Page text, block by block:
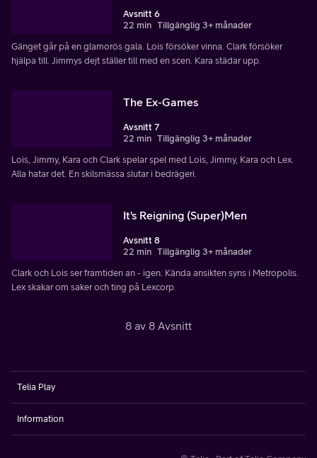
Avsnitt 6
22 min Tillgänglig 3+ månader
Gänget går på en glamorös gala. Lois försöker vinna. Clark försöker
hjälpa till. Jimmys dejt ställer till med en scen. Kara städar upp.
The Ex-Games
Avsnitt 7
22 min Tillgänglig 3+ månader
Lois, Jimmy, Kara och Clark spelar spel med Lois, Jimmy, Kara och Lex.
Alla hatar det. En skilsmässa slutar i bedrägeri.
It's Reigning (Super)Men
Avsnitt 8
22 min Tillgänglig 3+ månader
Clark och Lois ser framtiden an - igen. Kända ansikten syns i Metropolis.
Lex skakar om saker och ting på Lexcorp.
8 av 8 Avsnitt
Telia Play
Information